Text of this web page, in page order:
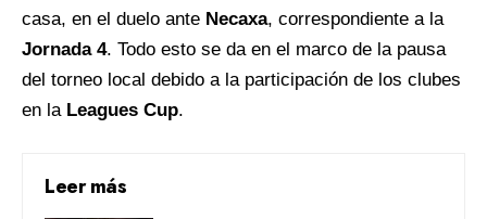
casa, en el duelo ante Necaxa, correspondiente a la
Jornada 4. Todo esto se da en el marco de la pausa
del torneo local debido a la participación de los clubes
en la Leagues Cup.
Leer más